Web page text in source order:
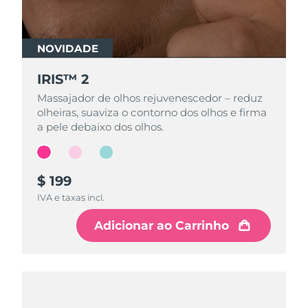
NOVIDADE
IRIS™ 2
Massajador de olhos rejuvenescedor – reduz
olheiras, suaviza o contorno dos olhos e firma
a pele debaixo dos olhos.
$ 199
IVA e taxas incl.
Adicionar ao Carrinho
NOVIDADE
IRIS™ 2
Massajador de olhos rejuvenescedor – reduz
olheiras, suaviza o contorno dos olhos e firma
a pele debaixo dos olhos.
$ 179
IVA e taxas incl.
Adicionar ao Carrinho
NOVIDADE
IRIS™ 2
Massajador de olhos rejuvenescedor – reduz
olheiras, suaviza o contorno dos olhos e firma
a pele debaixo dos olhos.
$ 189
IVA e taxas incl.
Adicionar ao Carrinho